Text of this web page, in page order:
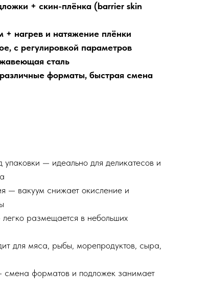
+ скин-плёнка (barrier skin
+ нагрев и натяжение плёнки
с регулировкой параметров
сталь
форматы, быстрая смена
— идеально для деликатесов и
— вакуум снижает окисление и
размещается в небольших
для мяса, рыбы, морепродуктов, сыра,
форматов и подложек занимает